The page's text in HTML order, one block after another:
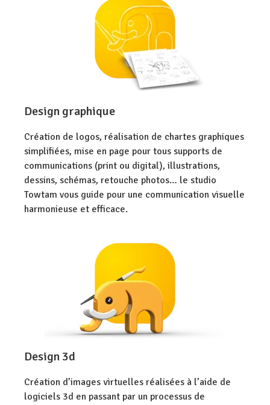
Design graphique
Création de logos, réalisation de chartes graphiques
simplifiées, mise en page pour tous supports de
communications (print ou digital), illustrations,
dessins, schémas, retouche photos… le studio
Towtam vous guide pour une communication visuelle
harmonieuse et efficace.
Design 3d
Création d’images virtuelles réalisées à l’aide de
logiciels 3d en passant par un processus de